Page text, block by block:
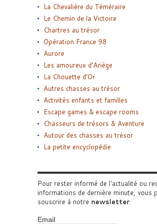
La Chevalière du Téméraire
Le Chemin de la Victoire
Chartres au trésor
Opération France 98
Aurore
Les amoureux d’Ariège
La Chouette d’Or
Autres chasses au trésor
Activités enfants et familles
Escape games & escape rooms
Chasseurs de trésors & Aventure
Autour des chasses au trésor
La petite encyclopédie
Pour rester informé de l'actualité ou
informations de dernière minute, vous
souscrire à notre newsletter
Email